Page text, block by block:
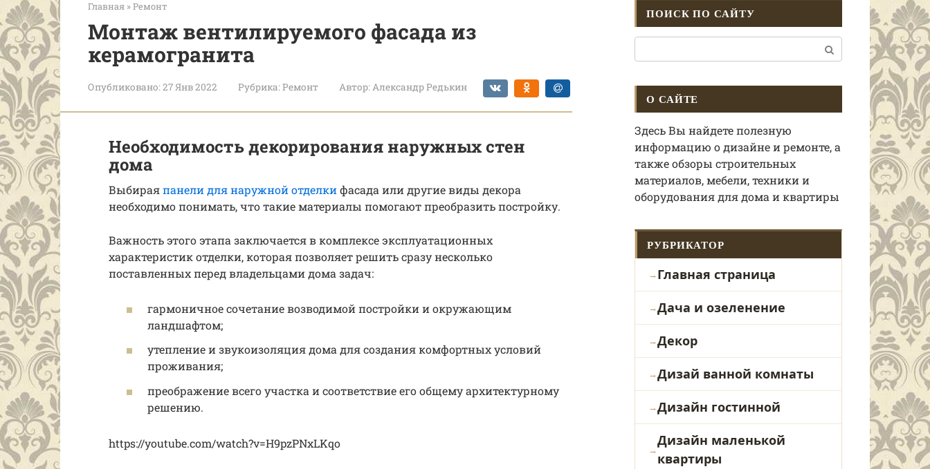
Главная »Ремонт
Монтаж вентилируемого фасада из
керамогранита
Опубликовано:27 Янв 2022 Рубрика:Ремонт Автор:Александр Редькин
Необходимость декорирования наружных стен
дома
Выбираяпанели для наружной отделки фасада или другие виды декора
необходимо понимать, что такие материалы помогают преобразить постройку.
Важность этого этапа заключается в комплексе эксплуатационных
характеристик отделки, которая позволяет решить сразу несколько
поставленных перед владельцами дома задач:
гармоничное сочетание возводимой постройки и окружающим
ландшафтом;
утепление и звукоизоляция дома для создания комфортных условий
проживания;
преображение всего участка и соответствие его общему архитектурному
решению.
https://youtube.com/watch?v=H9pzPNxLKqo
ПОИСК ПО САЙТУ
О САЙТЕ
Здесь Вы найдете полезную
информацию о дизайне и ремонте, а
также обзоры строительных
материалов, мебели, техники и
оборудования для дома и квартиры
РУБРИКАТОР
Главная страница
Дача и озеленение
Декор
Дизай ванной комнаты
Дизайн гостинной
Дизайн маленькой
квартиры